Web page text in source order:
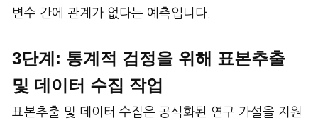
변수 간에 관계가 없다는 예측입니다.
3단계: 통계적 검정을 위해 표본추출
및 데이터 수집 작업
표본추출 및 데이터 수집은 공식화된 연구 가설을 지원